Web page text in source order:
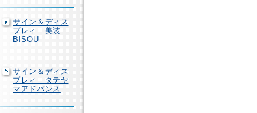
サイン＆ディス
プレィ 美装
BISOU
サイン＆ディス
プレィ タテヤ
マアドバンス